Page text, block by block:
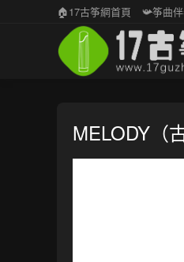
🏠17古筝網首頁 📯筝曲
MELODY（